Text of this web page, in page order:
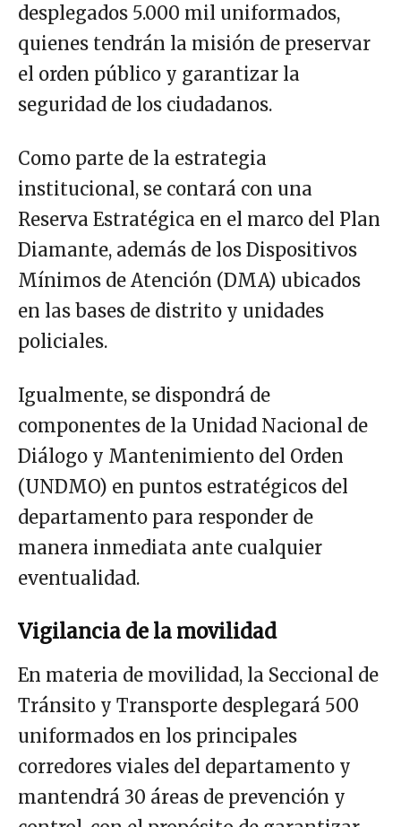
desplegados 5.000 mil uniformados,
quienes tendrán la misión de preservar
el orden público y garantizar la
seguridad de los ciudadanos.
Como parte de la estrategia
institucional, se contará con una
Reserva Estratégica en el marco del Plan
Diamante, además de los Dispositivos
Mínimos de Atención (DMA) ubicados
en las bases de distrito y unidades
policiales.
Igualmente, se dispondrá de
componentes de la Unidad Nacional de
Diálogo y Mantenimiento del Orden
(UNDMO) en puntos estratégicos del
departamento para responder de
manera inmediata ante cualquier
eventualidad.
Vigilancia de la movilidad
En materia de movilidad, la Seccional de
Tránsito y Transporte desplegará 500
uniformados en los principales
corredores viales del departamento y
mantendrá 30 áreas de prevención y